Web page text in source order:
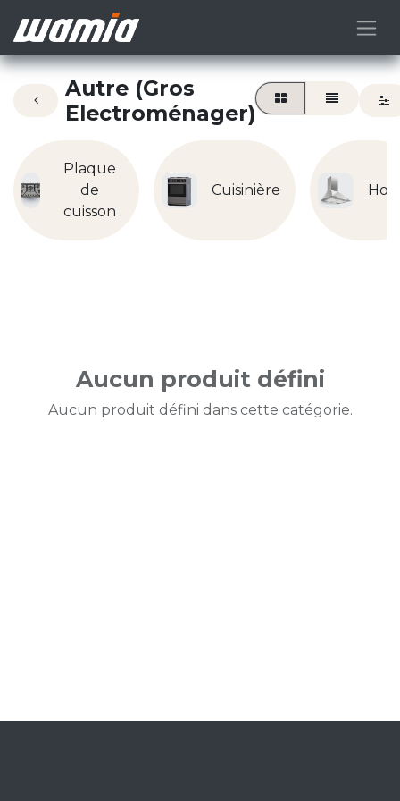
Autre (Gros
Electroménager)
Plaque
de
cuisson
Cuisinière
Aucun produit défini
Aucun produit défini dans cette catégorie.